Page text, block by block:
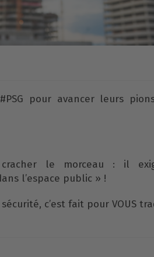
pour avancer leurs
cracher le morceau : il
l’espace public » !
c’est fait pour VOUS